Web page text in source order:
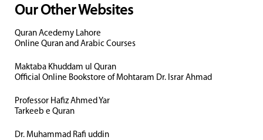
Our Other Websites
Quran Acedemy Lahore
Online Quran and Arabic Courses
Maktaba Khuddam ul Quran
Official Online Bookstore of Mohtaram Dr. Israr Ahmad
Professor Hafiz Ahmed Yar
Tarkeeb e Quran
Dr. Muhammad Rafi uddin